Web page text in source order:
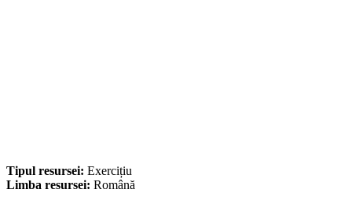
Tipul resursei: Exercițiu
Limba resursei: Română